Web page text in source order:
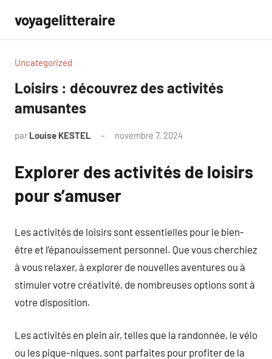
contenu
voyagelitteraire
Uncategorized
Loisirs : découvrez des activités
amusantes
par Louise KESTEL novembre 7, 2024
Explorer des activités de loisirs
pour s’amuser
Les activités de loisirs sont essentielles pour le bien-
être et l’épanouissement personnel. Que vous cherchiez
à vous relaxer, à explorer de nouvelles aventures ou à
stimuler votre créativité, de nombreuses options sont à
votre disposition.
Les activités en plein air, telles que la randonnée, le vélo
ou les pique-niques, sont parfaites pour profiter de la